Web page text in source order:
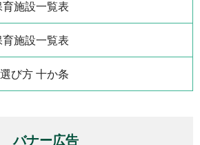
施設一覧表
施設一覧表
び方 十か条
バナー広告